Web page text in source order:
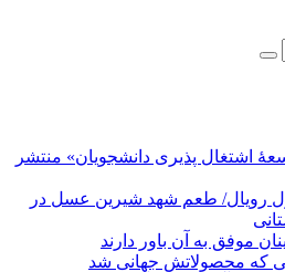
اشتغال پذیری دانشجویان» منتشر
ژل رویال/ طعم شهد شیرین عسل‌ در
موفق به آن باور دارند
که محصولاتش جهانی شد